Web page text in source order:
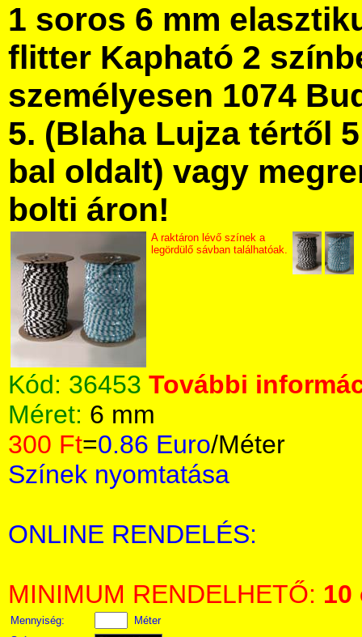
1 soros 6 mm
flitter Kapható 2
személyesen 1074
5. (Blaha Lujza tértől
bal oldalt) vagy
bolti áron!
A raktáron lévő színek a
legördülő sávban találhatóak.
Kód: 36453 További
Méret: 6 mm
300 Ft=0.86 Euro/Méter
Színek nyomtatása
ONLINE RENDELÉS:
MINIMUM RENDELHETŐ: 10
Mennyiség:
Méter